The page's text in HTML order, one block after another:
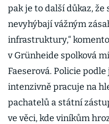
pak je to další důkaz,
nevyhýbají vážným
infrastruktury,“
v Grünheide spolková
Faeserová. Policie
intenzivně pracuje na
pachatelů a státní
ve věci, kde viníkům